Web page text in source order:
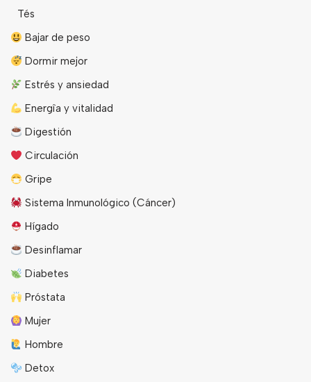
Tés
Bajar de peso
Dormir mejor
Estrés y ansiedad
Energîa y vitalidad
Digestión
Circulación
Gripe
Sistema Inmunológico (Cáncer)
Hígado
Desinflamar
Diabetes
Próstata
Mujer
Hombre
Detox